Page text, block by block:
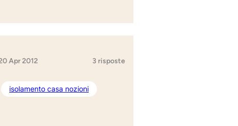
Apr 2012 3 risposte
isolamento casa nozioni